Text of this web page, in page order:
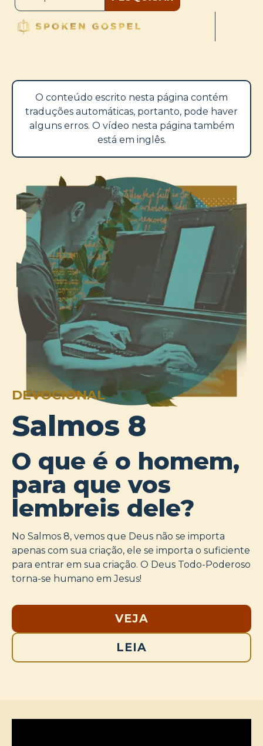
O conteúdo escrito nesta página contém
traduções automáticas, portanto, pode haver
alguns erros. O vídeo nesta página também
está em inglês.
DEVOCIONAL
Salmos 8
O que é o homem,
para que vos
lembreis dele?
No Salmos 8, vemos que Deus não se importa
apenas com sua criação, ele se importa o suficiente
para entrar em sua criação. O Deus Todo-Poderoso
torna-se humano em Jesus!
VEJA
LEIA